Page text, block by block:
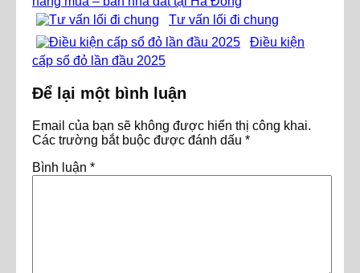
Tư vấn lối đi chung
Điều kiện
cấp sổ đỏ lần đầu 2025
Để lại một bình luận
Email của bạn sẽ không được hiển thị công khai.
Các trường bắt buộc được đánh dấu *
Bình luận *